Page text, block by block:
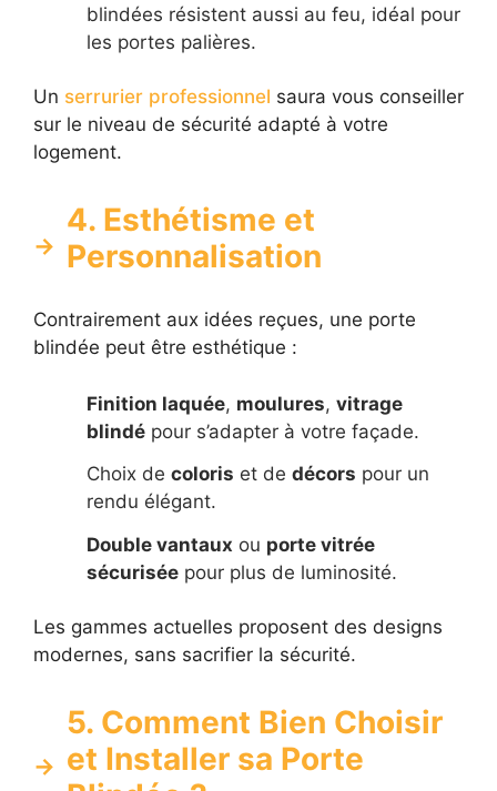
blindées résistent aussi au feu, idéal pour
les portes palières.
Un serrurier professionnel saura vous conseiller
sur le niveau de sécurité adapté à votre
logement.
4. Esthétisme et
Personnalisation
Contrairement aux idées reçues, une porte
blindée peut être esthétique :
Finition laquée, moulures, vitrage
blindé pour s’adapter à votre façade.
Choix de coloris et de décors pour un
rendu élégant.
Double vantaux ou porte vitrée
sécurisée pour plus de luminosité.
Les gammes actuelles proposent des designs
modernes, sans sacrifier la sécurité.
5. Comment Bien Choisir
et Installer sa Porte